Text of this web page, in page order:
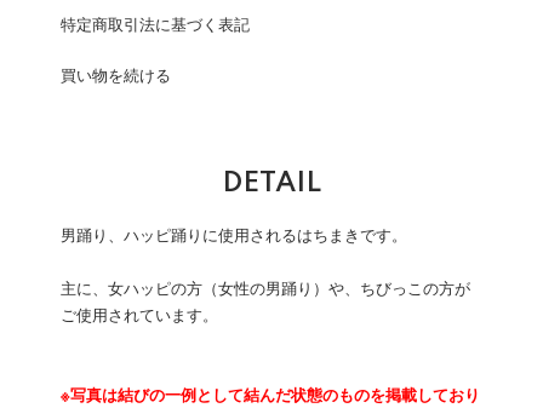
特定商取引法に基づく表記
買い物を続ける
DETAIL
男踊り、ハッピ踊りに使用されるはちまきです。
主に、女ハッピの方（女性の男踊り）や、ちびっこの方が
ご使用されています。
※写真は結びの一例として結んだ状態のものを掲載しており